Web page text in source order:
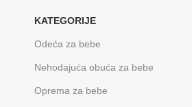
KATEGORIJE
Odeća za bebe
Nehodajuća obuća za bebe
Oprema za bebe